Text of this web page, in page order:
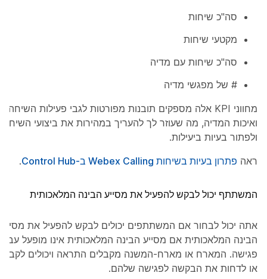
סה"כ שיחות
מקטעי שיחות
סה"כ שיחות עם מדיה
# של מפגשי מדיה
מחווני KPI אלה מספקים תובנות מפורטות לגבי פעילות השיחה
ואיכות המדיה, מה שעוזר לך להעריך במהירות את ביצועי השיחה
ולפתור בעיות ביעילות.
ראה פתרון בעיות בשיחות Webex Calling ב-Control Hub .
המשתתף יכול לבקש להפעיל את מסייע הבינה המלאכותית
אתה יכול לבחור אם המשתתפים יכולים לבקש להפעיל את מסייע
הבינה המלאכותית אם מסייע הבינה המלאכותית אינו מופעל עבור
פגישה. המארח או מארח-המשנה מקבלים התראה ויכולים לקבל
או לדחות את הבקשה לפגישה שלהם.